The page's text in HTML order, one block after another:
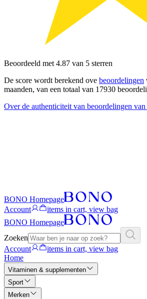
Beoordeeld met 4.87 van 5 sterren
De score wordt berekend ove beoordelingen
maanden, van een totaal van 17930
Over de authenticiteit van beoordelingen van
BONO Homepage
Account
items in cart, view bag
BONO Homepage
Zoeken
Account
items in cart, view bag
Home
Vitaminen & supplementen
Sport
Merken